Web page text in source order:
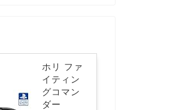
ホリ ファ
イティン
グコマン
ダー